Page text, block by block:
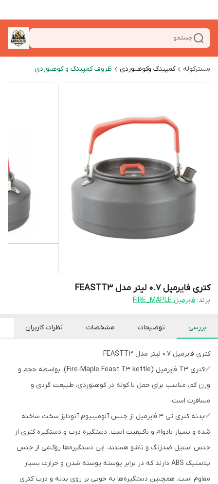
جستجو
مسترکوله کمپینگ وکوهنوردی ظروف کمپینگ و کوهنوردی
کتری فایرمپل 0.7 لیتر مدل FEASTT3
برند: فایرمپل FIRE_MAPLE
بررسی توضیحات مشخصات نظرات کاربران
کتری فایرمپل 0.7 لیتر مدل FEASTT3
✅کتری T3 فایرمپل (Fire-Maple Feast T3 kettle)، بواسطه حجم و
وزن کم، مناسب برای حمل با کوله در کوهنوردی، طبیعت گردی و
مسافرت است.
✅بدنه کتری تی 3 فایرمپل از جنس آلومینیوم آنودایز سخت ساخته
شده و بسیار بادوام و باکیفیت است. دستگیره درب و دستگیره کتری از
جنس استیل ضدزنگ و تاشو هستند. این دستگیره‌ها روکشی از جنس
پلاستیک ABS دارند که در برابر پوسته پوسته شدن و حرارت بسیار
مقاوم است. همچنین دستگیره‌ها به خوبی بر روی بدنه و درب کتری